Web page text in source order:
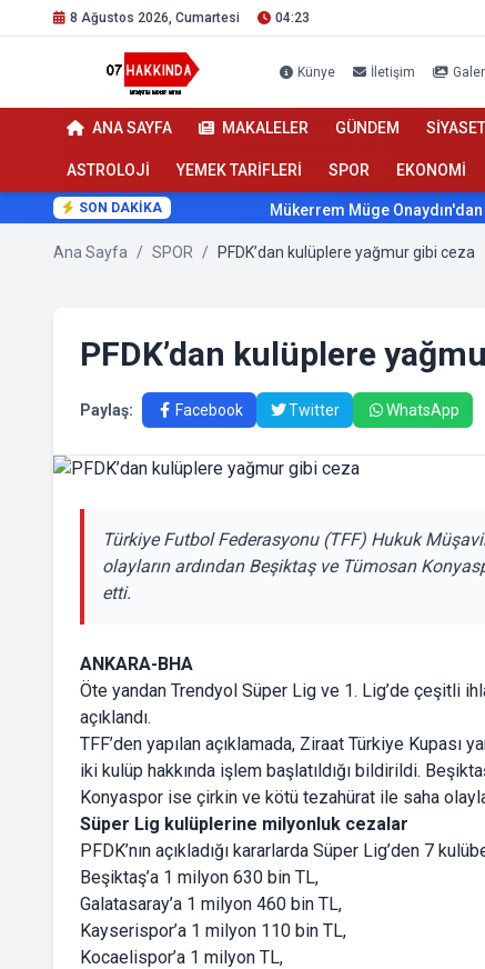
8 Ağustos 2026, Cumartesi 04:23
Künye İletişim
ANA SAYFA MAKALELER GÜNDEM SİYASET
ASTROLOJİ YEMEK TARİFLERİ SPOR EKONOMİ
SON DAKİKA Mükerrem Müge Onaydın'dan
Ana Sayfa / SPOR / PFDK’dan kulüplere yağmur gibi ceza
PFDK’dan kulüplere
Paylaş: Facebook Twitter WhatsApp
Türkiye Futbol Federasyonu (TFF) Hukuk
olayların ardından Beşiktaş ve Tümosan
etti.
ANKARA-BHA
Öte yandan Trendyol Süper Lig ve 1. Lig’de çeşitli
açıklandı.
TFF’den yapılan açıklamada, Ziraat Türkiye
iki kulüp hakkında işlem başlatıldığı bildirildi.
Konyaspor ise çirkin ve kötü tezahürat ile saha
Süper Lig kulüplerine milyonluk cezalar
PFDK’nın açıkladığı kararlarda Süper Lig’den 7
Beşiktaş’a 1 milyon 630 bin TL,
Galatasaray’a 1 milyon 460 bin TL,
Kayserispor’a 1 milyon 110 bin TL,
Kocaelispor’a 1 milyon TL,